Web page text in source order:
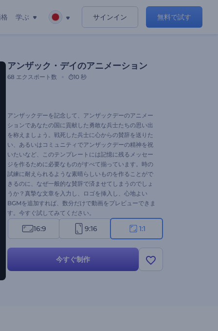
学ぶ サインイン 無料で試す
アンザック・デイのアニメーション
68 エクスポート数 10 秒
アンザックデーを記念して、アンザックデーのアニメー
ションであなたの国に貢献した勇敢な兵士たちの思い出
を称えましょう。戦死した兵士に心からの賛辞を送りた
い、あるいはコミュニティでアンザックデーの精神を祝
いたいなど、このテンプレートには記憶に残るメッセー
ジを作るために必要なものがすべて揃っています。時の
試練に耐えられるような素晴らしいものを作ることがで
きるのに、なぜ一般的な賛辞で済ませてしまうのでしょ
うか？真摯な文章を入力し、ロゴを挿入し、心地よい
BGMを追加すれば、数分だけで動画をプレビューできま
す。今すぐ試してみてください。
16:9 9:16 1:1
今すぐ制作